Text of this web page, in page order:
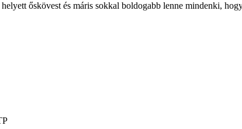
őskövest és máris sokkal boldogabb lenne mindenki,